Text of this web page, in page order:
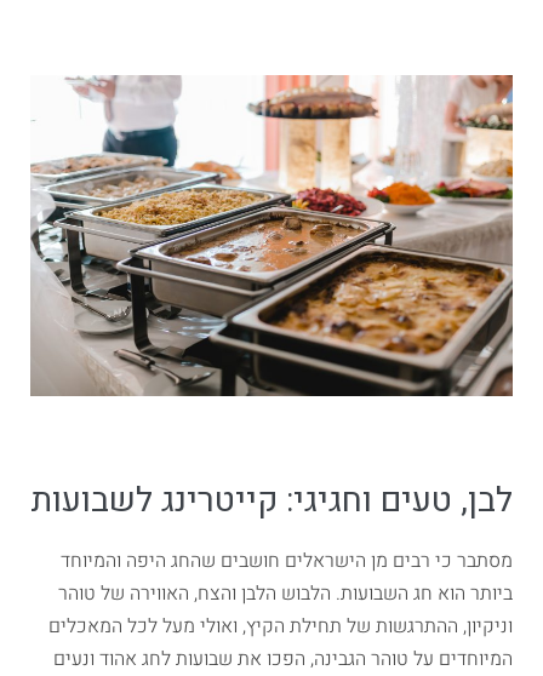
לבן, טעים וחגיגי: קייטרינג לשבועות
מסתבר כי רבים מן הישראלים חושבים שהחג היפה והמיוחד
ביותר הוא חג השבועות. הלבוש הלבן והצח, האווירה של טוהר
וניקיון, ההתרגשות של תחילת הקיץ, ואולי מעל לכל המאכלים
המיוחדים על טוהר הגבינה, הפכו את שבועות לחג אהוד ונעים